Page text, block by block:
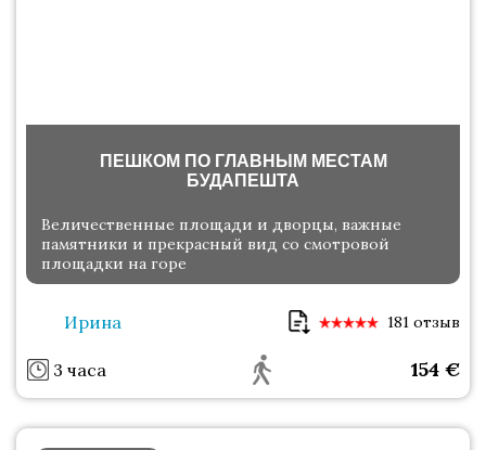
ПЕШКОМ ПО ГЛАВНЫМ МЕСТАМ
БУДАПЕШТА
Величественные площади и дворцы, важные
памятники и прекрасный вид со смотровой
площадки на горе
Ирина 181 отзыв
3 часа 154 €